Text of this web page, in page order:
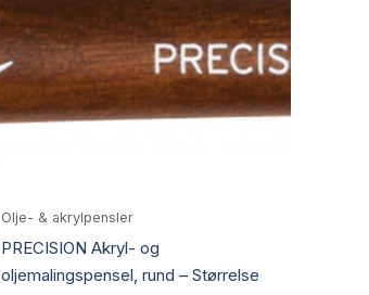
Olje- & akrylpensler
PRECISION Akryl- og
oljemalingspensel, rund – Størrelse